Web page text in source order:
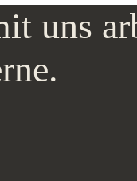
uns